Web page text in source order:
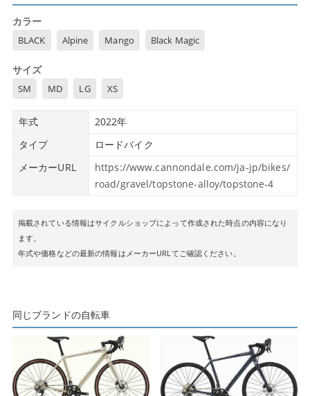
カラー
BLACK Alpine Mango Black Magic
サイズ
SM MD LG XS
年式
2022年
タイプ
ロードバイク
メーカーURL
https://www.cannondale.com/ja-jp/bikes/
road/gravel/topstone-alloy/topstone-4
掲載されている情報はサイクルショップによって作成された時点の内容になり
ます。
年式や価格などの最新の情報はメーカーURLてご確認ください。
同じブランドの自転車